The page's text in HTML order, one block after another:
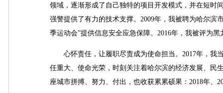
领域，逐渐形成了自己独特的项目开发模式，并在短时
强警提供了有力的技术支撑。2009年，我被聘为哈尔滨
季运动会”提供信息安全应急保障。2016年，我被评为
心怀责任，让履职尽责成为使命担当。2017年，我
任重大、使命光荣，时刻关注着哈尔滨的经济发展、民
座城市拼搏、努力、付出，也收获累累硕果：2018年、